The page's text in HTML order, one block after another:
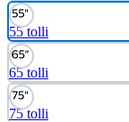
55 tolli
65 tolli
75 tolli